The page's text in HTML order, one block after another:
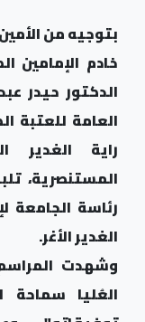
بتوجيه من
خادم الإمامين
الدكتور حيدر
العامة للعتبة
راية الغدير
المستنصرية،
رئاسة الجامعة
الغدير الأغر.
وشهدت
العُليا